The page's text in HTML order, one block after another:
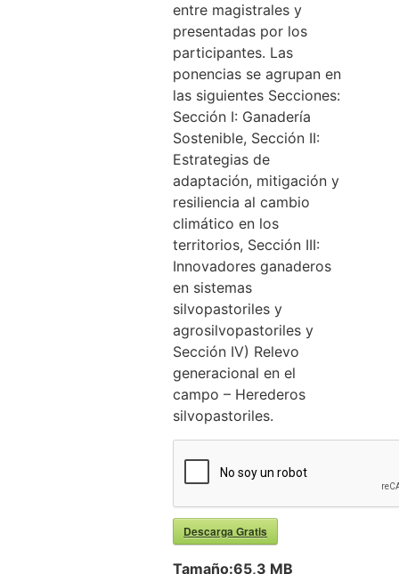
entre magistrales y
presentadas por los
participantes. Las
ponencias se agrupan en
las siguientes Secciones:
Sección I: Ganadería
Sostenible, Sección II:
Estrategias de
adaptación, mitigación y
resiliencia al cambio
climático en los
territorios, Sección III:
Innovadores ganaderos
en sistemas
silvopastoriles y
agrosilvopastoriles y
Sección IV) Relevo
generacional en el
campo – Herederos
silvopastoriles.
Descarga Gratis
Tamaño:65,3 MB